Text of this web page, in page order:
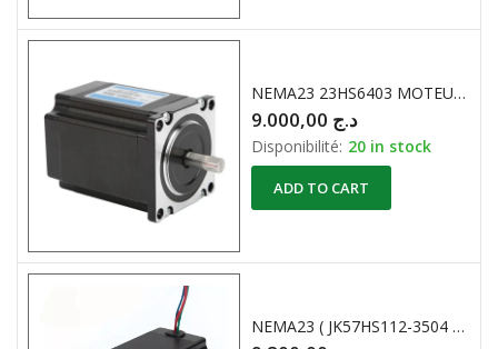
NEMA23 23HS6403 MOTEUR PAS A PAS 23 HS 2 PHASES 4,8mH
د.ج
Disponibilité: 20 in stock
ADD TO CART
NEMA23 ( JK57HS112-3504 ) Stepper Motors 2 Phases 1.8° 3.5A